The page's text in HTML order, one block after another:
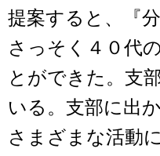
提案すると、『
さっそく４０代
とができた。支
いる。支部に出
さまざまな活動